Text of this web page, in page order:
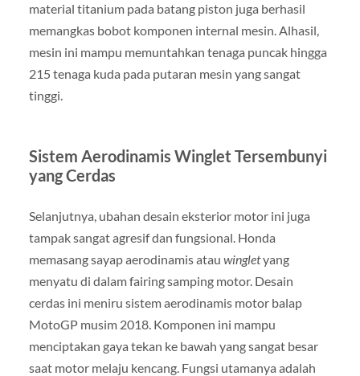
material titanium pada batang piston juga berhasil
memangkas bobot komponen internal mesin. Alhasil,
mesin ini mampu memuntahkan tenaga puncak hingga
215 tenaga kuda pada putaran mesin yang sangat
tinggi.
Sistem Aerodinamis Winglet Tersembunyi
yang Cerdas
Selanjutnya, ubahan desain eksterior motor ini juga
tampak sangat agresif dan fungsional. Honda
memasang sayap aerodinamis atau wingletyang
menyatu di dalam fairing samping motor. Desain
cerdas ini meniru sistem aerodinamis motor balap
MotoGP musim 2018. Komponen ini mampu
menciptakan gaya tekan ke bawah yang sangat besar
saat motor melaju kencang. Fungsi utamanya adalah